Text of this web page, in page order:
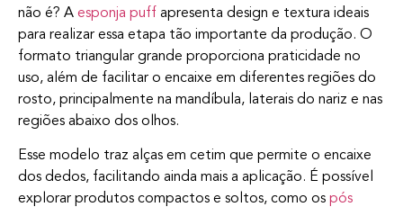
não é? A esponja puff apresenta design e textura ideais
para realizar essa etapa tão importante da produção. O
formato triangular grande proporciona praticidade no
uso, além de facilitar o encaixe em diferentes regiões do
rosto, principalmente na mandíbula, laterais do nariz e nas
regiões abaixo dos olhos.
Esse modelo traz alças em cetim que permite o encaixe
dos dedos, facilitando ainda mais a aplicação. É possível
explorar produtos compactos e soltos, como os pós